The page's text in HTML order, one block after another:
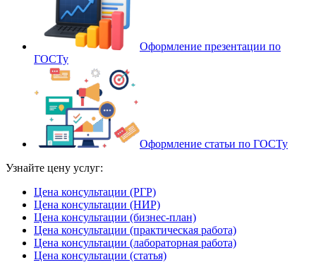
Оформление презентации по
ГОСТу
Оформление статьи по ГОСТу
Узнайте цену услуг:
Цена консультации (РГР)
Цена консультации (НИР)
Цена консультации (бизнес-план)
Цена консультации (практическая работа)
Цена консультации (лабораторная работа)
Цена консультации (статья)